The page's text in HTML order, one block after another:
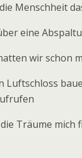
Menschheit
eine
wir schon
Luftschloss
Träume mich